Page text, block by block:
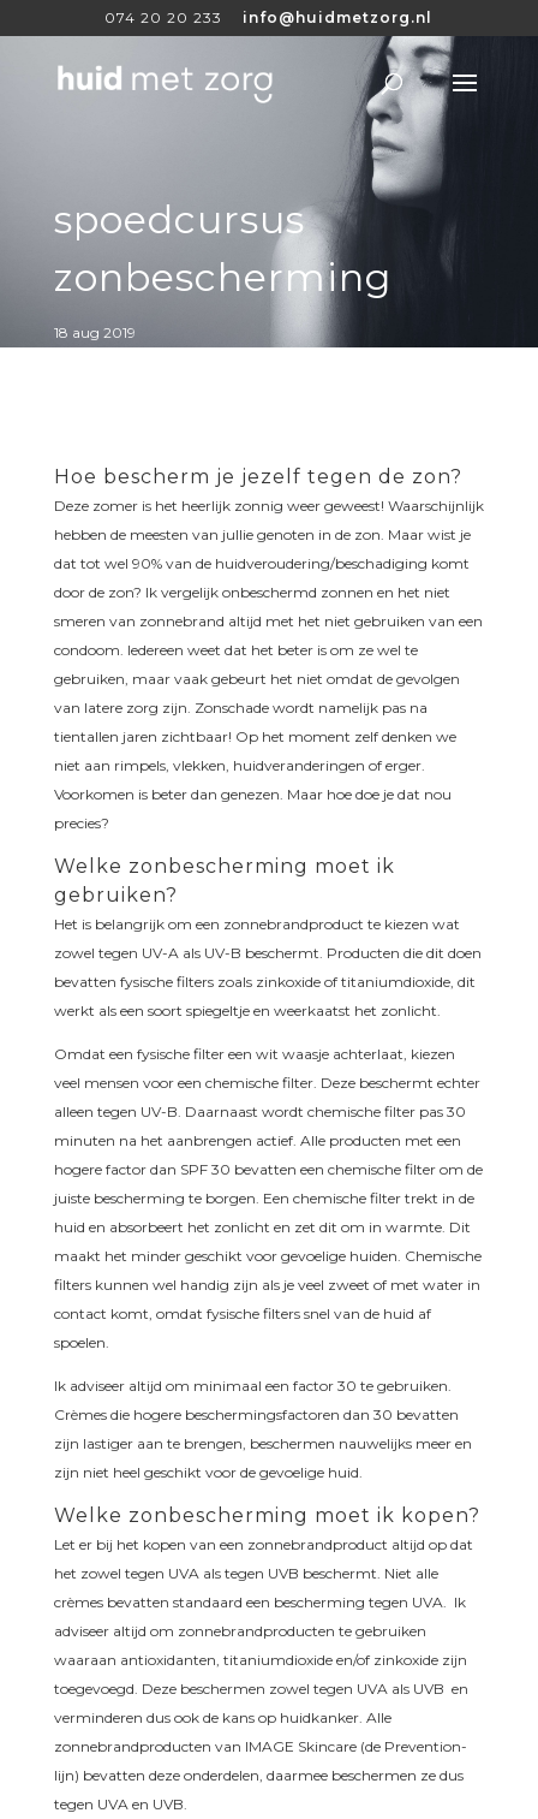
074 20 20 233 info@huidmetzorg.nl
spoedcursus
zonbescherming
18 aug 2019
Hoe bescherm je jezelf tegen de zon?
Deze zomer is het heerlijk zonnig weer geweest! Waarschijnlijk
hebben de meesten van jullie genoten in de zon. Maar wist je
dat tot wel 90% van de huidveroudering/beschadiging komt
door de zon? Ik vergelijk onbeschermd zonnen en het niet
smeren van zonnebrand altijd met het niet gebruiken van een
condoom. Iedereen weet dat het beter is om ze wel te
gebruiken, maar vaak gebeurt het niet omdat de gevolgen
van latere zorg zijn. Zonschade wordt namelijk pas na
tientallen jaren zichtbaar! Op het moment zelf denken we
niet aan rimpels, vlekken, huidveranderingen of erger.
Voorkomen is beter dan genezen. Maar hoe doe je dat nou
precies?
Welke zonbescherming moet ik
gebruiken?
Het is belangrijk om een zonnebrandproduct te kiezen wat
zowel tegen UV-A als UV-B beschermt. Producten die dit doen
bevatten fysische filters zoals zinkoxide of titaniumdioxide, dit
werkt als een soort spiegeltje en weerkaatst het zonlicht.
Omdat een fysische filter een wit waasje achterlaat, kiezen
veel mensen voor een chemische filter. Deze beschermt echter
alleen tegen UV-B. Daarnaast wordt chemische filter pas 30
minuten na het aanbrengen actief. Alle producten met een
hogere factor dan SPF 30 bevatten een chemische filter om de
juiste bescherming te borgen. Een chemische filter trekt in de
huid en absorbeert het zonlicht en zet dit om in warmte. Dit
maakt het minder geschikt voor gevoelige huiden. Chemische
filters kunnen wel handig zijn als je veel zweet of met water in
contact komt, omdat fysische filters snel van de huid af
spoelen.
Ik adviseer altijd om minimaal een factor 30 te gebruiken.
Crèmes die hogere beschermingsfactoren dan 30 bevatten
zijn lastiger aan te brengen, beschermen nauwelijks meer en
zijn niet heel geschikt voor de gevoelige huid.
Welke zonbescherming moet ik kopen?
Let er bij het kopen van een zonnebrandproduct altijd op dat
het zowel tegen UVA als tegen UVB beschermt. Niet alle
crèmes bevatten standaard een bescherming tegen UVA. Ik
adviseer altijd om zonnebrandproducten te gebruiken
waaraan antioxidanten, titaniumdioxide en/of zinkoxide zijn
toegevoegd. Deze beschermen zowel tegen UVA als UVB en
verminderen dus ook de kans op huidkanker. Alle
zonnebrandproducten van IMAGE Skincare (de Prevention-
lijn) bevatten deze onderdelen, daarmee beschermen ze dus
tegen UVA en UVB.